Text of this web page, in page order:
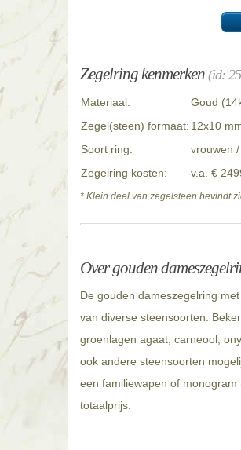
Zegelring kenmerken (id:
Materiaal:
Goud
Zegel(steen) formaat: 12x10
Soort ring:
vrouwen
Zegelring kosten:
v.a. €
* Klein deel van zegelsteen bevindt
Over gouden
De gouden dameszegelring
van diverse steensoorten.
groenlagen agaat, carneool,
ook andere steensoorten
een familiewapen of
totaalprijs.